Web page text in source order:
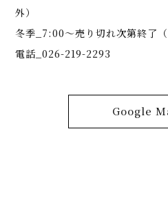
外）
冬季_7:00～売り切れ次第終了
電話_026-219-2293
Google